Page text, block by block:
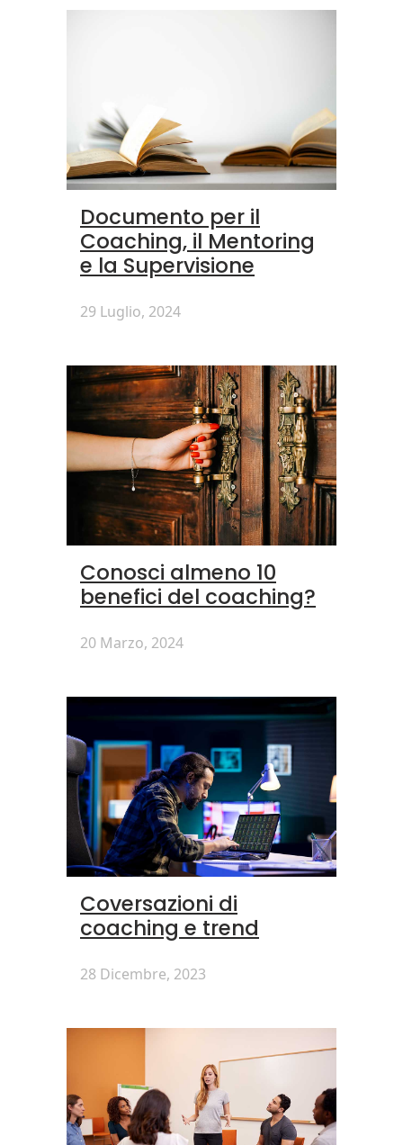
Documento per il
Coaching, il Mentoring
e la Supervisione
29 Luglio, 2024
Conosci almeno 10
benefici del coaching?
20 Marzo, 2024
Coversazioni di
coaching e trend
28 Dicembre, 2023